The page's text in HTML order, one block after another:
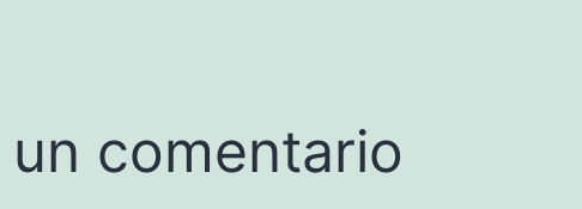
un comentario